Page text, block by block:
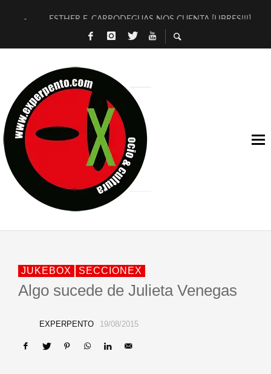
ESTHER F. CARRODEGUAS NOS CUENTA [LIBRES!!!]
[TERRA DE GUAPES] DE SANDRA MONFORT
TIMBRE 4, LA ESCUELA DEL DIRECTOR TEATRAL CLAUDIO
30 AÑOS (NO ES NADA) DE LA KATARSIS DEL TOMATAZO
MILITARES JUDÍAS EN #EXVITA
D’BALDOMEROS REINVENTAN [BITÁCORA 3.0] EN EXVITA
MARSHALL FLASH PRESENTA EN EXVITA [RELATIVA
JOFRE BARDAGÍ EN EXVITA INTERPRETANDO A SERRAT
JUKEBOX SECCIONEX
Algo sucede de Julieta Venegas
EXPERPENTO 19/08/2015